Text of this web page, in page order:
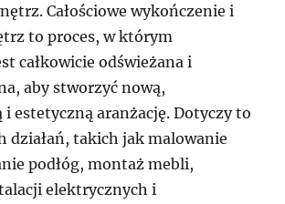
Całościowe wykończenie i
to proces, w którym
całkowicie odświeżana i
aby stworzyć nową,
estetyczną aranżację. Dotyczy to
działań, takich jak malowanie
podłóg, montaż mebli,
elektrycznych i